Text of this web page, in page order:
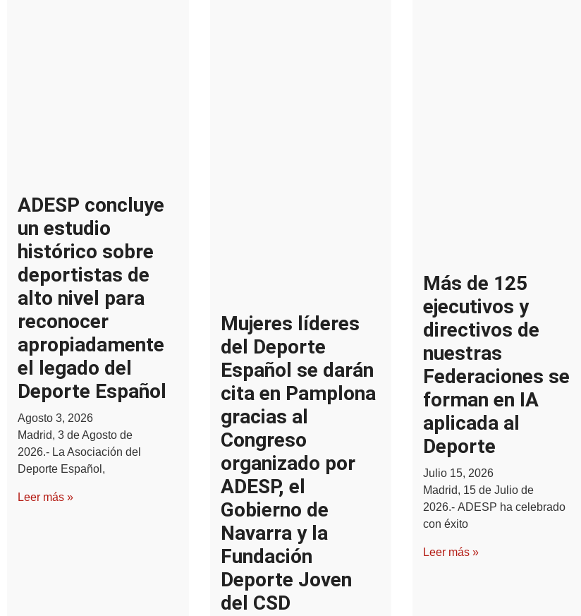
ADESP concluye
un estudio
histórico sobre
deportistas de
alto nivel para
reconocer
apropiadamente
el legado del
Deporte Español
Agosto 3, 2026
Madrid, 3 de Agosto de
2026.- La Asociación del
Deporte Español,
Leer más »
Mujeres líderes
del Deporte
Español se darán
cita en Pamplona
gracias al
Congreso
organizado por
ADESP, el
Gobierno de
Navarra y la
Fundación
Deporte Joven
del CSD
Más de 125
ejecutivos y
directivos de
nuestras
Federaciones se
forman en IA
aplicada al
Deporte
Julio 15, 2026
Madrid, 15 de Julio de
2026.- ADESP ha celebrado
con éxito
Leer más »